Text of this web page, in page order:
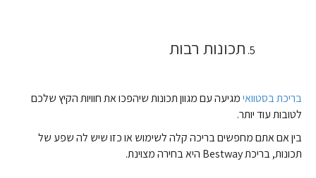
תכונות רבות
בריכת בסטוואימגיעה עם מגוון תכונות שיהפכו את חוויות הקיץ שלכם
לטובות עוד יותר.
בין אם אתם מחפשים בריכה קלה לשימוש או כזו שיש לה שפע של
תכונות, בריכת Bestway היא בחירה מצוינת.